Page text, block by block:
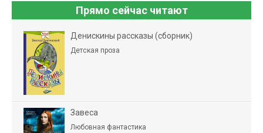
Прямо сейчас читают
Денискины рассказы (сборник)
Детская проза
Завеса
Любовная фантастика